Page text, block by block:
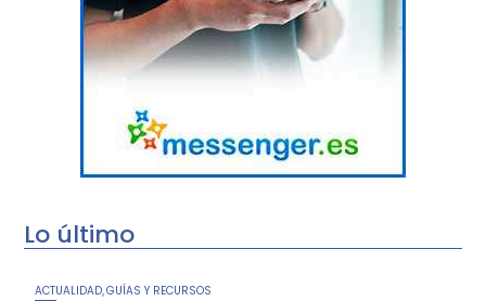
Lo último
ACTUALIDAD ,GUÍAS Y RECURSOS